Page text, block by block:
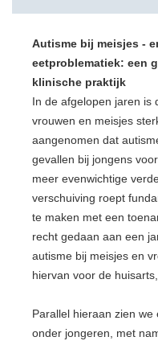
Autisme bij meisjes -
eetproblematiek: een
klinische praktijk
In de afgelopen jaren is
vrouwen en meisjes
aangenomen dat
gevallen bij jongens
meer evenwichtige
verschuiving roept
te maken met een
recht gedaan aan een
autisme bij meisjes en
hiervan voor de
Parallel hieraan zien
onder jongeren, met